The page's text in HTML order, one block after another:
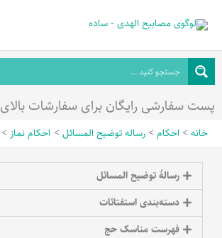
محتوا
پست سفارشی رایگان برای سفارشات بالای ۳۰۰.۰۰۰ تومان
خانه احکام رساله توضیح المسائل احکام نماز
رسالۀ توضیح المسائل
دسته‌بندی استفتائات
فهرست مناسک حج